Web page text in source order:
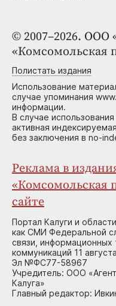
© 2007–2026. ООО
«Комсомольская
Полистать издания
Использование
случае упоминания
информации.
В случае
активная
без заключения в no-
Реклама в
«Комсомольская
сайте
Портал Калуги и
как СМИ Федеральной
связи, информационных
коммуникаций 11
Эл №ФС77-58967
Учредитель: ООО
Калуга»
Главный редактор: